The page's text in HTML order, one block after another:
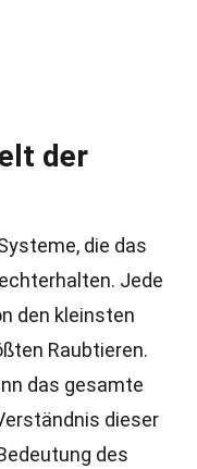
der
die das
Jede
den kleinsten
Raubtieren.
das gesamte
dieser
des